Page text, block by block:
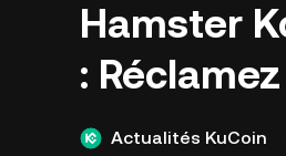
​​Hamster
:
Actualités KuCoin